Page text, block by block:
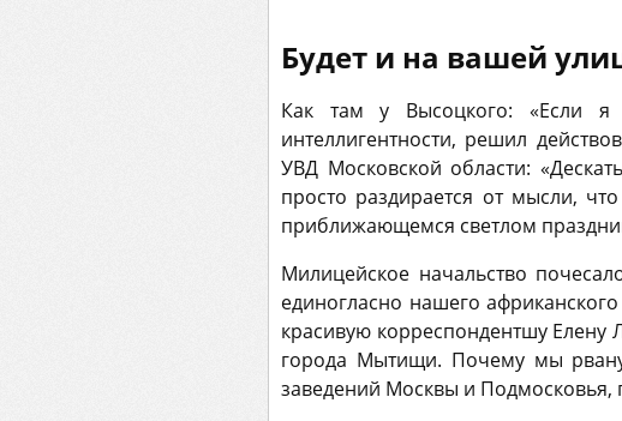
Будет и на вашей
Как там у Высоцкого: «Если я
интеллигентности, решил
УВД Московской области:
просто раздирается от мысли,
приближающемся светлом
Милицейское начальство
единогласно нашего
красивую корреспондентшу Елену
города Мытищи. Почему мы
заведений Москвы и Подмосковья,